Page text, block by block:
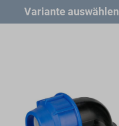
Variante auswählen